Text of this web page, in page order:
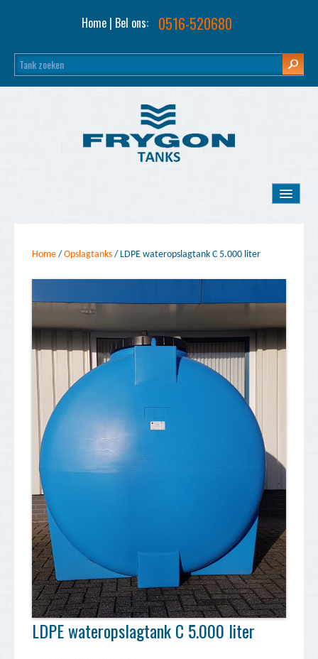
Home| Bel ons: 0516-520680
Home
Opslagtanks
Plaats een zoekopdracht
Transport
Service
Contact
Home / Opslagtanks / LDPE wateropslagtank C 5.000 liter
LDPE wateropslagtank C 5.000 liter